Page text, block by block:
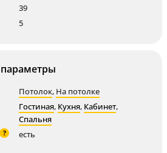
39
5
Потолок, На потолке
Гостиная, Кухня, Кабинет,
Спальня
? есть